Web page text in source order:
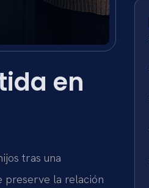
en
tras una
preserve la relación